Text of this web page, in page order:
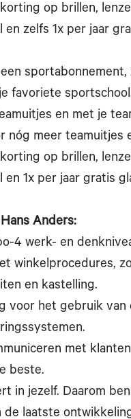
op brillen,
en zelfs 1x per jaar
sportabonnement,
favoriete
en met je
nóg meer teamuitjes
op brillen,
en 1x per jaar gratis
Anders:
4 werk- en
winkelprocedures,
en kastelling.
voor het gebruik van
met klanten
beste.
in jezelf. Daarom
de laatste